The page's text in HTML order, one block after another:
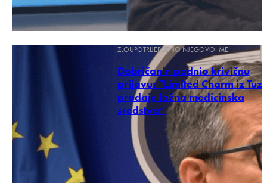
ZLOUPOTRIJEBLJENO NJEGOVO IME
Dobričanin podnio krivičnu
prijavu: “Limited Charm iz Tuzi
prodaje lažna medicinska
sredstva”